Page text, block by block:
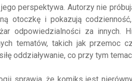
perspektywa. Autorzy nie
otoczkę i pokazują
odpowiedzialności za innych.
tematów, takich jak przemoc
oddziaływanie, co przy tym